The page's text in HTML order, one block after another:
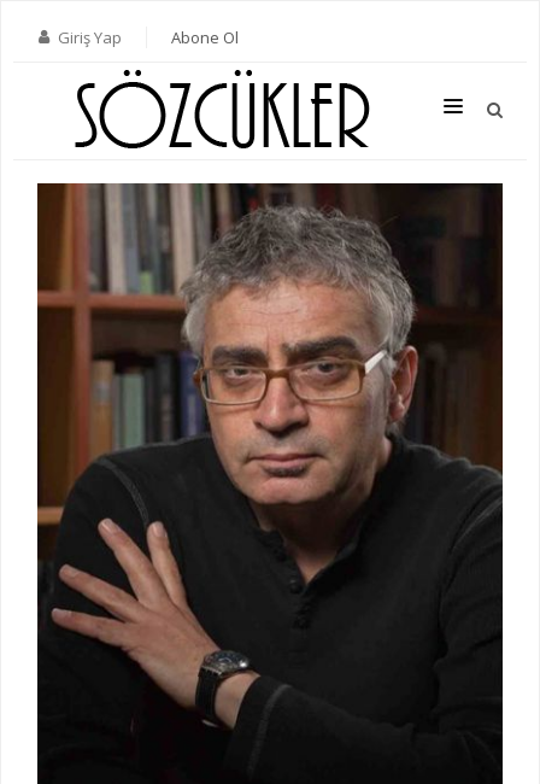
Giriş Yap Abone Ol
TÜM SAYILAR
YAZARLAR
KITAPLAR
İLETIŞIM